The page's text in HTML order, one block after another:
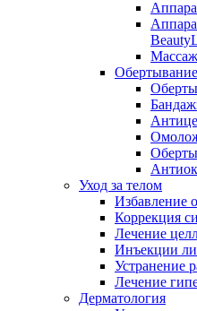
Обертывание
Уход за телом
Избавление
Коррекция
Лечение
Инъекции
Устранение
Лечение
Дерматология